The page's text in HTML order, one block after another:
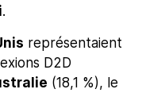
.
représentaient
D2D
(18,1 %), le